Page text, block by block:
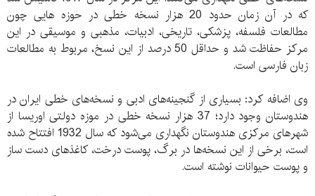
که در آن زمان حدود 20 هزار نسخه خطی در حوزه هایی چون
مطالعات فلسفه، پزشکی، تاریخی، ادبیات، مذهبی و موسیقی در این
مرکز حفاظت شد و حداقل 50 درصد از این نسخ، مربوط به مطالعات
زبان فارسی است.
وی اضافه کرد: بسیاری از گنجینه‌های ادبی و نسخه‌های خطی ایران در
هندوستان وجود دارد؛ 37 هزار نسخه خطی در موزه دولتی اوریسا از
شهرهای مرکزی هندوستان نگهداری می‌شود که سال 1932 افتتاح شده
است، برخی از این نسخه‌ها در برگ، پوست درخت، کاغذهای دست ساز
و پوست حیوانات نوشته است.